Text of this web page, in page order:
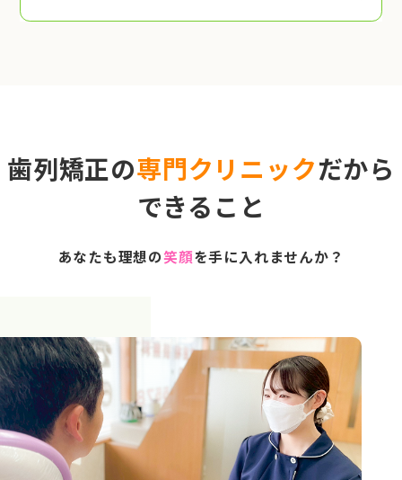
歯列矯正の専門クリニックだから
できること
あなたも理想の笑顔を手に入れませんか？